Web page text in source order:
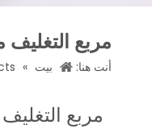
مربع التغليف
أنت هنا: بيت »
مربع